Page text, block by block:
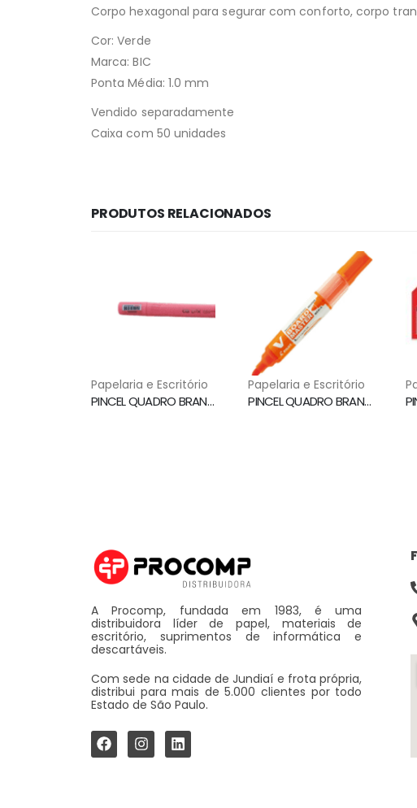
Corpo hexagonal para segurar com conforto, corpo
Cor: Verde
Marca: BIC
Ponta Média: 1.0 mm
Vendido separadamente
Caixa com 50 unidades
PRODUTOS RELACIONADOS
Papelaria e Escritório
PINCEL QUADRO BRANCO 2.0MM VERMELHO BPX CIS
Papelaria e Escritório
PINCEL QUADRO BRANCO WBMA RECARREGAVEL LARANJA PILOT
A Procomp, fundada em 1983, é uma
distribuidora líder de papel, materiais de
escritório, suprimentos de informática e
descartáveis.
Com sede na cidade de Jundiaí e frota própria,
distribui para mais de 5.000 clientes por todo
Estado de São Paulo.